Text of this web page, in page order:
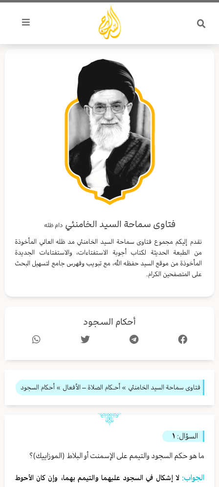
تخطي
المحتوى
فتاوى سماحة السيد الخامنئي دام ظله
نقدم إليكم مجموع فتاوى سماحة السيد الخامنئي مد ظله العالي المأخوذة
من الطبعة الحديثة لكتاب أجوبة الاستفتاءات، والاستفتاءات الجديدة
المأخوذة من موقع السيد حفظه الله، مع تبويب وفهرس جامع لتسهيل البحث
على المتصفحين الكرام.
أحكام السجود
فتاوى سماحة السيد الخامنئي » أحـكام الصلاة – الأفعال » أحكام السجود
السؤال: ١
ما هو حكم السجود والتيمم على الإسمنت أو البلاط (الموزاييك)؟
الجواب: لا إشكال في السجود عليهما والتيمم بهما، وإن كان الأحوط